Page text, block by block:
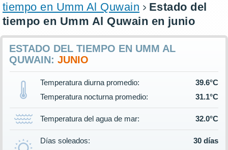
tiempo en Umm Al Quwain
Estado del
tiempo en Umm Al Quwain en junio
ESTADO DEL TIEMPO EN UMM AL
QUWAIN: JUNIO
Temperatura diurna promedio:
39.6°C
Temperatura nocturna promedio:
31.1°C
Temperatura del agua de mar: 32.0°C
Días soleados:
30 días